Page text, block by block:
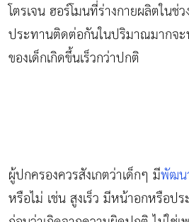
โตรเจน ฮอร์โมนที่ร่างกายผลิตในช่
ประทานติดต่อกันในปริมาณมากจะ
ของเด็กเกิดขึ้นเร็วกว่าปกติ
ผู้ปกครองควรสังเกตว่าเด็กๆ มีพัฒน
หรือไม่ เช่น สูงเร็ว มีหน้าอกหรือปร